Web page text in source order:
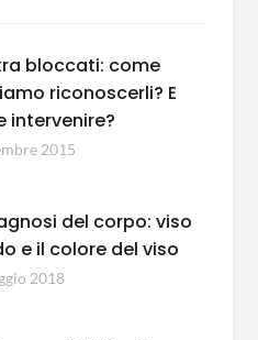
bloccati: come
riconoscerli? E
intervenire?
2015
del corpo: viso
e il colore del viso
2018